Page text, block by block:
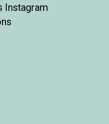
Instagram